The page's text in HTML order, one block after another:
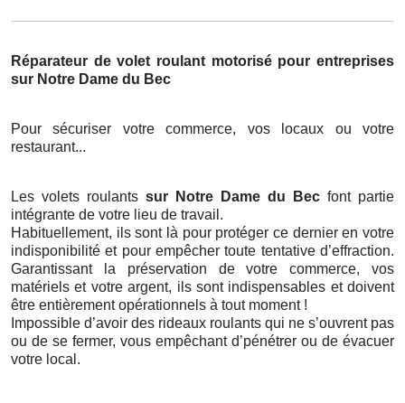
Réparateur de volet roulant motorisé pour entreprises
sur Notre Dame du Bec
Pour sécuriser votre commerce, vos locaux ou votre
restaurant...
Les volets roulants sur Notre Dame du Bec font partie
intégrante de votre lieu de travail.
Habituellement, ils sont là pour protéger ce dernier en votre
indisponibilité et pour empêcher toute tentative d’effraction.
Garantissant la préservation de votre commerce, vos
matériels et votre argent, ils sont indispensables et doivent
être entièrement opérationnels à tout moment !
Impossible d’avoir des rideaux roulants qui ne s’ouvrent pas
ou de se fermer, vous empêchant d’pénétrer ou de évacuer
votre local.